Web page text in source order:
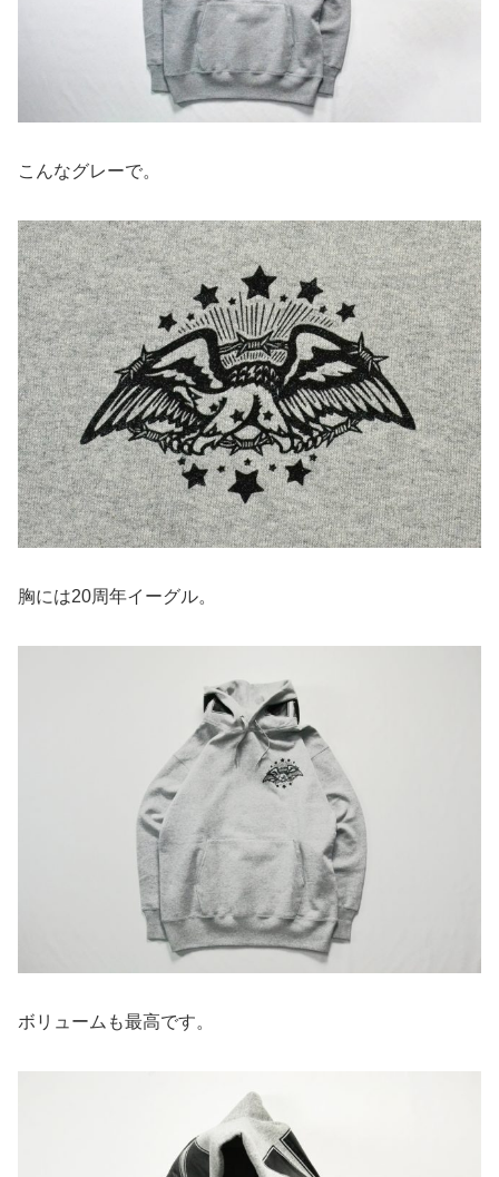
こんなグレーで。
胸には20周年イーグル。
ボリュームも最高です。